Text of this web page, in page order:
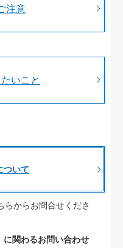
注意
いこと
ついて
らからお問合せくださ
関わるお問い合わせ